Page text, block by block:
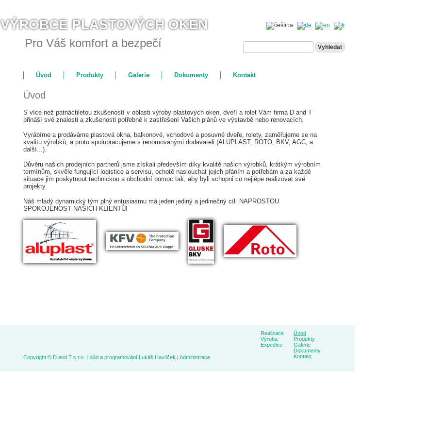
VÝROBCE PLASTOVÝCH OKEN
Pro Váš komfort a bezpečí
Úvod Produkty Galerie Dokumenty Kontakt
Úvod
S více než patnáctiletou zkušeností v oblasti výroby plastových oken, dveří a rolet Vám firma D and T
přináší své znalosti a zkušenosti potřebné k zastřešení Vašich plánů ve výstavbě nebo renovacích.
Vyrábíme a prodáváme plastová okna, balkonové, vchodové a posuvné dveře, rolety, zaměřujeme se na
kvalitu výrobků, a proto spolupracujeme s renomovanými dodavateli (ALUPLAST, ROTO, BKV, AGC, a
další...).
Důvěru našich prodejních partnerů jsme získali především díky kvalitě našich výrobků, krátkým výrobním
termínům, skvěle fungující logistice a servisu, ochotě naslouchat jejich přáním a potřebám a za každé
situace jim poskytnout technickou a obchodní pomoc tak, aby byli schopni co nejlépe realizovat své
projekty.
Náš mladý dynamický tým plný entusiasmu má jeden jediný a jedinečný cíl: NAPROSTOU
SPOKOJENOST NAŠICH KLIENTŮ!
Úvod
Produkty
Galerie
Dokumenty
Kontakt
Realizace
Výroba
Expedice
Copyright © D and T s.r.o. | Kód a programování Lukáš Havlíček | Administrace